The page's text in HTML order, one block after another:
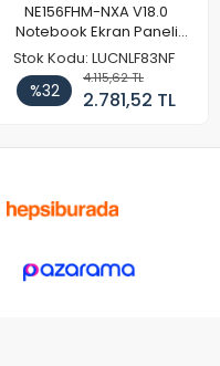
NE156FHM-NXA V18.0
Notebook Ekran Paneli
144Hz
Stok Kodu: LUCNLF83NF
%32
4.115,62 TL
2.781,52 TL